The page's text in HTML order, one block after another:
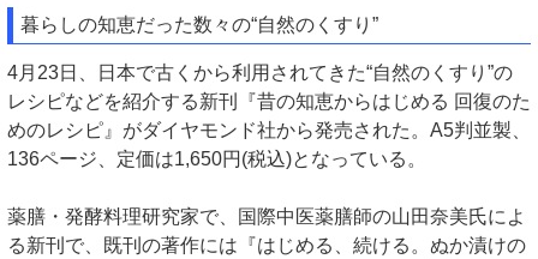
暮らしの知恵だった数々の“自然のくすり”
4月23日、日本で古くから利用されてきた“自然のくすり”の
レシピなどを紹介する新刊『昔の知恵からはじめる 回復のた
めのレシピ』がダイヤモンド社から発売された。A5判並製、
136ページ、定価は1,650円(税込)となっている。
薬膳・発酵料理研究家で、国際中医薬膳師の山田奈美氏によ
る新刊で、既刊の著作には『はじめる、続ける。ぬか漬けの